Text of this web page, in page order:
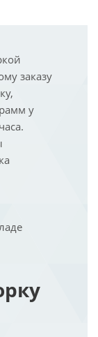
заказу
у